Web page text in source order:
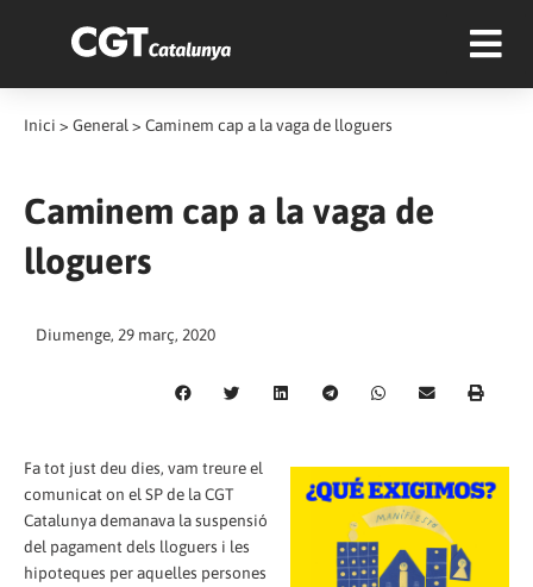
Inici > General > Caminem cap a la vaga de lloguers
Caminem cap a la vaga de
lloguers
Diumenge, 29 març, 2020
Fa tot just deu dies, vam treure el
comunicat on el SP de la CGT
Catalunya demanava la suspensió
del pagament dels lloguers i les
hipoteques per aquelles persones